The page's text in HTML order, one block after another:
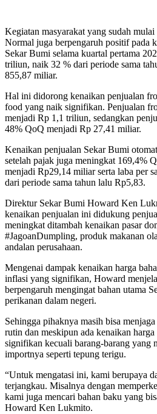
Kegiatan masyarakat yang sudah
Normal juga berpengaruh positif pada
Sekar Bumi selama kuartal pertama
triliun, naik 32 % dari periode sama
855,87 miliar.
Hal ini didorong kenaikan penjualan
food yang naik signifikan. Penjualan
menjadi Rp 1,1 triliun, sedangkan
48% QoQ menjadi Rp 27,41 miliar.
Kenaikan penjualan Sekar Bumi
setelah pajak juga meningkat 169,4%
menjadi Rp29,14 miliar serta laba per
dari periode sama tahun lalu Rp5,83.
Direktur Sekar Bumi Howard Ken
kenaikan penjualan ini didukung
meningkat ditambah kenaikan pasar
#JagoanDumpling, produk makanan
andalan perusahaan.
Mengenai dampak kenaikan harga
inflasi yang signifikan, Howard
berpengaruh mengingat bahan utama
perikanan dalam negeri.
Sehingga pihaknya masih bisa
rutin dan meskipun ada kenaikan
signifikan kecuali barang-barang yang
importnya seperti tepung terigu.
“Untuk mengatasi ini, kami berupaya
terjangkau. Misalnya dengan
kami juga mencari bahan baku yang
Howard Ken Lukmito.